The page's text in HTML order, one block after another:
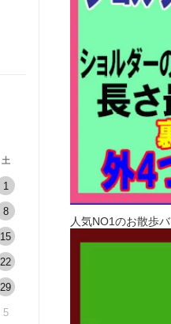
土
1
8
15
22
29
5
人気NO1のお散歩